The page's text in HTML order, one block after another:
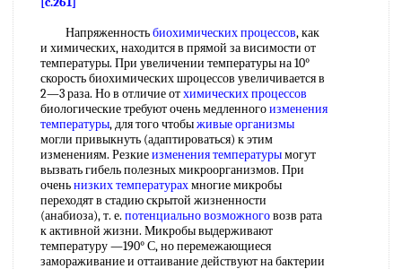
Напряженностьбиохимических процессов, как
и химических, находится в прямой за висимости от
температуры. При увеличении температуры на 10°
скорость биохимических шроцессов увеличивается в
2—3 раза. Но в отличие отхимических процессов
биологические требуют очень медленногоизменения
температуры, для того чтобыживые организмы
могли привыкнуть (адаптироваться) к этим
изменениям. Резкиеизменения температурымогут
вызвать гибель полезных микроорганизмов. При
оченьнизких температурахмногие микробы
переходят в стадию скрытой жизненности
(анабиоза), т. е. потенциально возможноговозв рата
к активной жизни. Микробы выдерживают
температуру —190° С, но перемежающиеся
замораживание и оттаивание действуют на бактерии